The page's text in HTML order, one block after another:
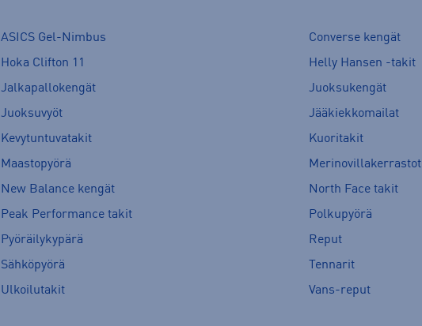
ASICS Gel-Nimbus
Converse kengät
Hoka Clifton 11
Helly Hansen -takit
Jalkapallokengät
Juoksukengät
Juoksuvyöt
Jääkiekkomailat
Kevytuntuvatakit
Kuoritakit
Maastopyörä
Merinovillakerrastot
New Balance kengät
North Face takit
Peak Performance takit
Polkupyörä
Pyöräilykypärä
Reput
Sähköpyörä
Tennarit
Ulkoilutakit Vans-reput